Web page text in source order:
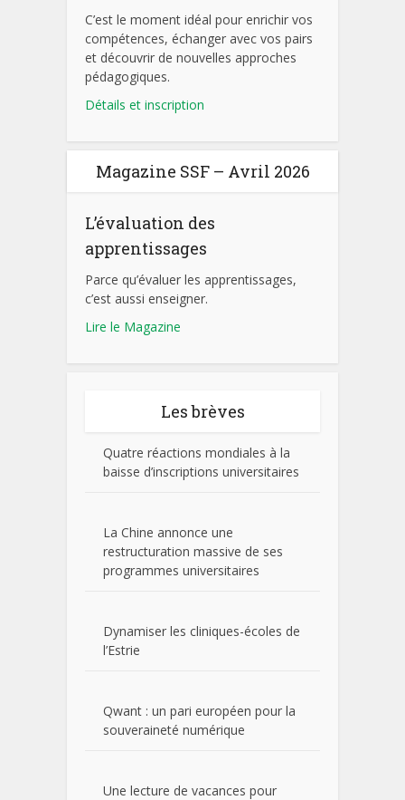
C’est le moment idéal pour enrichir vos
compétences, échanger avec vos pairs
et découvrir de nouvelles approches
pédagogiques.
Détails et inscription
Magazine SSF – Avril 2026
L’évaluation des
apprentissages
Parce qu’évaluer les apprentissages,
c’est aussi enseigner.
Lire le Magazine
Les brèves
Quatre réactions mondiales à la
baisse d’inscriptions universitaires
La Chine annonce une
restructuration massive de ses
programmes universitaires
Dynamiser les cliniques-écoles de
l’Estrie
Qwant : un pari européen pour la
souveraineté numérique
Une lecture de vacances pour